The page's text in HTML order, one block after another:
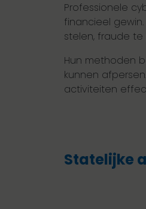
Professionele
financieel
stelen, fraude
Hun methoden
kunnen
activiteiten
Statelijke